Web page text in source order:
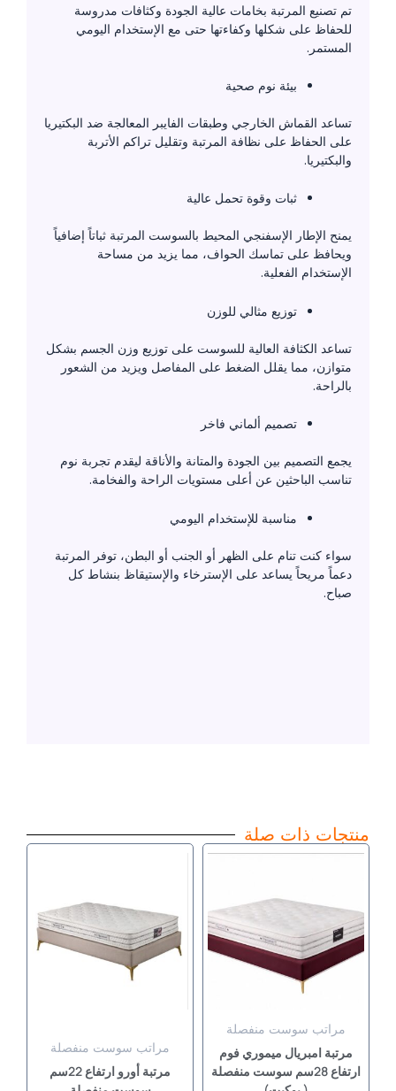
تم تصنيع المرتبة بخامات عالية الجودة وكثافات مدروسة
للحفاظ على شكلها وكفاءتها حتى مع الإستخدام اليومي
المستمر.
بيئة نوم صحية
تساعد القماش الخارجي وطبقات الفايبر المعالجة ضد البكتيريا
على الحفاظ على نظافة المرتبة وتقليل تراكم الأتربة
والبكتيريا.
ثبات وقوة تحمل عالية
يمنح الإطار الإسفنجي المحيط بالسوست المرتبة ثباتاً إضافياً
ويحافظ على تماسك الحواف، مما يزيد من مساحة
الإستخدام الفعلية.
توزيع مثالي للوزن
تساعد الكثافة العالية للسوست على توزيع وزن الجسم بشكل
متوازن، مما يقلل الضغط على المفاصل ويزيد من الشعور
بالراحة.
تصميم ألماني فاخر
يجمع التصميم بين الجودة والمتانة والأناقة ليقدم تجربة نوم
تناسب الباحثين عن أعلى مستويات الراحة والفخامة.
مناسبة للإستخدام اليومي
سواء كنت تنام على الظهر أو الجنب أو البطن، توفر المرتبة
دعماً مريحاً يساعد على الإسترخاء والإستيقاظ بنشاط كل
صباح.
منتجات ذات صلة
مراتب سوست منفصلة
مرتبة امبريال ميموري فوم
ارتفاع 28سم سوست منفصلة
نطاق
خلال
⁦13.200,00 EGP⁩
هناك
من
الأشكال
المختلفة
لهذا
الخيارات
مراتب سوست منفصلة
مرتبة أورو ارتفاع 22سم
خلال
من
الأشكال
المختلفة
اختيار
الخيارات